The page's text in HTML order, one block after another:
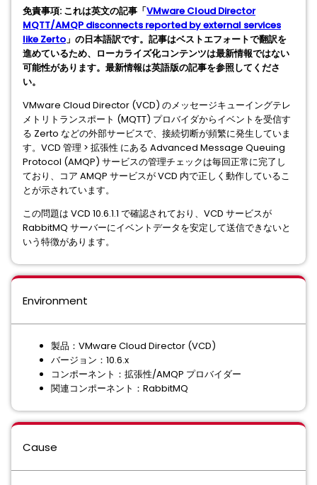
免責事項: これは英文の記事「VMware Cloud Director
MQTT/AMQP disconnects reported by external services
like Zerto」の日本語訳です。記事はベストエフォートで翻訳を
進めているため、ローカライズ化コンテンツは最新情報ではない
可能性があります。最新情報は英語版の記事を参照してくださ
い。
VMware Cloud Director (VCD) のメッセージキューイングテレ
メトリトランスポート (MQTT) プロバイダからイベントを受信す
る Zerto などの外部サービスで、接続切断が頻繁に発生していま
す。VCD 管理 > 拡張性 にある Advanced Message Queuing
Protocol (AMQP) サービスの管理チェックは毎回正常に完了し
ており、コア AMQP サービスが VCD 内で正しく動作しているこ
とが示されています。
この問題は VCD 10.6.1.1 で確認されており、VCD サービスが
RabbitMQ サーバーにイベントデータを安定して送信できないと
いう特徴があります。
Environment
製品：VMware Cloud Director (VCD)
バージョン：10.6.x
コンポーネント：拡張性/AMQP プロバイダー
関連コンポーネント：RabbitMQ
Cause